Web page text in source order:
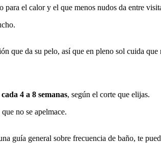
el calor y el que menos nudos da entre
que da su pelo, así que en pleno sol cuida que
cada 4 a 8 semanas, según el corte que elijas.
no se apelmace.
guía general sobre frecuencia de baño, te